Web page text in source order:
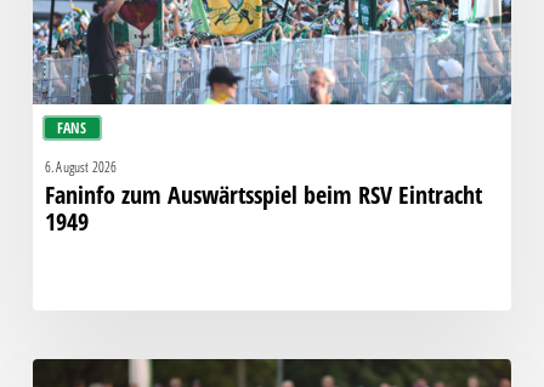
FANS
6. August 2026
Faninfo zum Auswärtsspiel beim RSV Eintracht
1949